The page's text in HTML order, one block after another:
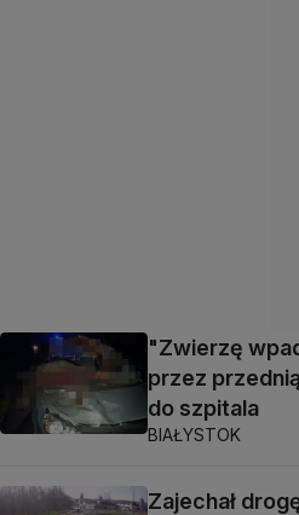
"Zwierzę
przez
do szpitala
BIAŁYSTOK
Zajechał